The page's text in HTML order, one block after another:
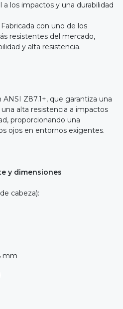
a los impactos y una durabilidad
con uno de los
resistentes del mercado,
y alta resistencia.
Z87.1+, que garantiza una
alta resistencia a impactos
proporcionando una
ojos en entornos exigentes.
y dimensiones
cabeza):
mm